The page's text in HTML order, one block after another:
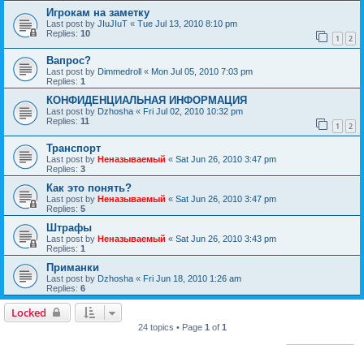
Игрокам на заметку
Last post by JIuJIuT « Tue Jul 13, 2010 8:10 pm
Replies: 10 1 2
Вапрос?
Last post by Dimmedroll « Mon Jul 05, 2010 7:03 pm
Replies: 1
КОНФИДЕНЦИАЛЬНАЯ ИНФОРМАЦИЯ
Last post by Dzhosha « Fri Jul 02, 2010 10:32 pm
Replies: 11 1 2
Транспорт
Last post by Неназываемый « Sat Jun 26, 2010 3:47 pm
Replies: 3
Как это понять?
Last post by Неназываемый « Sat Jun 26, 2010 3:47 pm
Replies: 5
Штрафы
Last post by Неназываемый « Sat Jun 26, 2010 3:43 pm
Replies: 1
Приманки
Last post by Dzhosha « Fri Jun 18, 2010 1:26 am
Replies: 6
Locked
24 topics • Page 1 of 1